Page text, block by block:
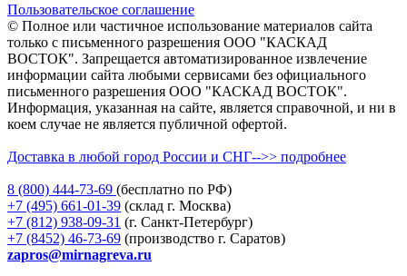
Пользовательское соглашение
© Полное или частичное использование материалов сайта
только с письменного разрешения ООО "КАСКАД
ВОСТОК". Запрещается автоматизированное извлечение
информации сайта любыми сервисами без официального
письменного разрешения ООО "КАСКАД ВОСТОК".
Информация, указанная на сайте, является справочной, и ни в
коем случае не является публичной офертой.
Доставка в любой город России и СНГ-->> подробнее
8 (800) 444-73-69 (бесплатно по РФ)
+7 (495) 661-01-39 (склад г. Москва)
+7 (812) 938-09-31 (г. Санкт-Петербург)
+7 (8452) 46-73-69 (производство г. Саратов)
zapros@mirnagreva.ru